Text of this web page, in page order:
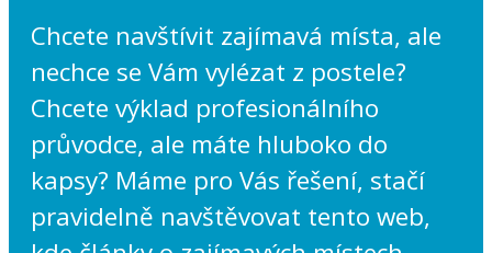
Chcete navštívit zajímavá místa, ale
nechce se Vám vylézat z postele?
Chcete výklad profesionálního
průvodce, ale máte hluboko do
kapsy? Máme pro Vás řešení, stačí
pravidelně navštěvovat tento web,